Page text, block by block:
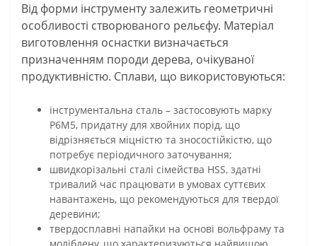
Від форми інструменту залежить геометричні
особливості створюваного рельєфу. Матеріал
виготовлення оснастки визначається
призначенням породи дерева, очікуваної
продуктивністю. Сплави, що використовуються:
інструментальна сталь – застосовують марку
Р6М5, придатну для хвойних порід, що
відрізняється міцністю та зносостійкістю, що
потребує періодичного заточування;
швидкорізальні сталі сімейства HSS, здатні
тривалий час працювати в умовах суттєвих
навантажень, що рекомендуються для твердої
деревини;
твердосплавні напайки на основі вольфраму та